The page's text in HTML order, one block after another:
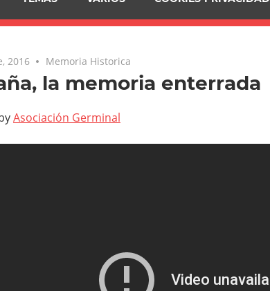
2016 No comments
Memoria Historica
la memoria enterrada
Asociación Germinal